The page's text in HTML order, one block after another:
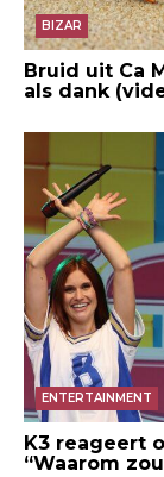
BIZAR
Bruid uit Ca
als dank
ENTERTAINMENT
K3 reageert
“Waarom